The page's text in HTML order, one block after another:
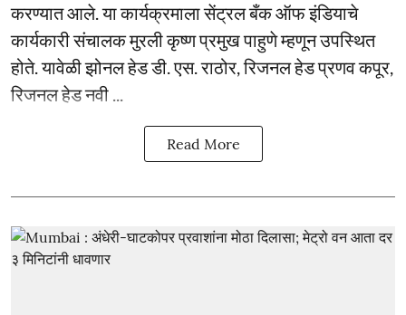
करण्यात आले. या कार्यक्रमाला सेंट्रल बँक ऑफ इंडियाचे
कार्यकारी संचालक मुरली कृष्ण प्रमुख पाहुणे म्हणून उपस्थित
होते. यावेळी झोनल हेड डी. एस. राठोर, रिजनल हेड प्रणव कपूर,
रिजनल हेड नवी ...
Read More